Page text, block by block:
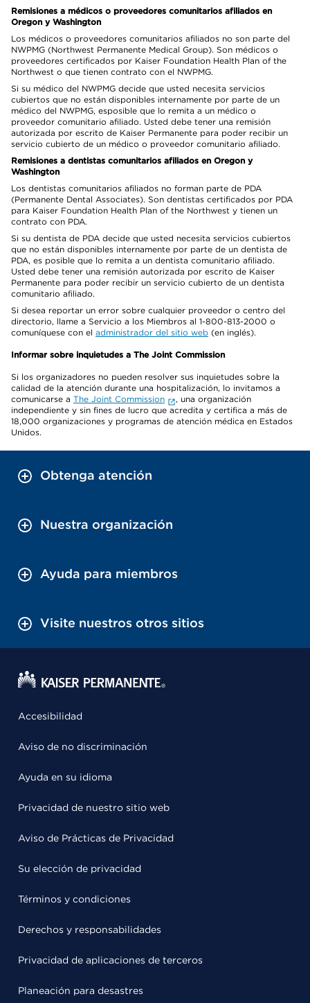
Remisiones a médicos o proveedores comunitarios afiliados en
Oregon y Washington
Los médicos o proveedores comunitarios afiliados no son parte del
NWPMG (Northwest Permanente Medical Group). Son médicos o
proveedores certificados por Kaiser Foundation Health Plan of the
Northwest o que tienen contrato con el NWPMG.
Si su médico del NWPMG decide que usted necesita servicios
cubiertos que no están disponibles internamente por parte de un
médico del NWPMG, esposible que lo remita a un médico o
proveedor comunitario afiliado. Usted debe tener una remisión
autorizada por escrito de Kaiser Permanente para poder recibir un
servicio cubierto de un médico o proveedor comunitario afiliado.
Remisiones a dentistas comunitarios afiliados en Oregon y
Washington
Los dentistas comunitarios afiliados no forman parte de PDA
(Permanente Dental Associates). Son dentistas certificados por PDA
para Kaiser Foundation Health Plan of the Northwest y tienen un
contrato con PDA.
Si su dentista de PDA decide que usted necesita servicios cubiertos
que no están disponibles internamente por parte de un dentista de
PDA, es posible que lo remita a un dentista comunitario afiliado.
Usted debe tener una remisión autorizada por escrito de Kaiser
Permanente para poder recibir un servicio cubierto de un dentista
comunitario afiliado.
Si desea reportar un error sobre cualquier proveedor o centro del
directorio, llame a Servicio a los Miembros al 1-800-813-2000 o
comuníquese con el administrador del sitio web (en inglés).
Informar sobre inquietudes a The Joint Commission
Si los organizadores no pueden resolver sus inquietudes sobre la
calidad de la atención durante una hospitalización, lo invitamos a
comunicarse a The Joint Commission
, una organización
independiente y sin fines de lucro que acredita y certifica a más de
18,000 organizaciones y programas de atención médica en Estados
Unidos.
Obtenga atención
Nuestra organización
Ayuda para miembros
Visite nuestros otros sitios
Accesibilidad
Aviso de no discriminación
Ayuda en su idioma
Privacidad de nuestro sitio web
Aviso de Prácticas de Privacidad
Su elección de privacidad
Términos y condiciones
Derechos y responsabilidades
Privacidad de aplicaciones de terceros
Planeación para desastres